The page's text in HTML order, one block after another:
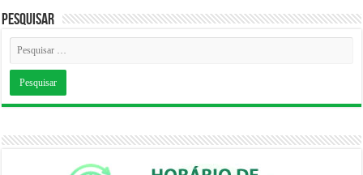
Pesquisar